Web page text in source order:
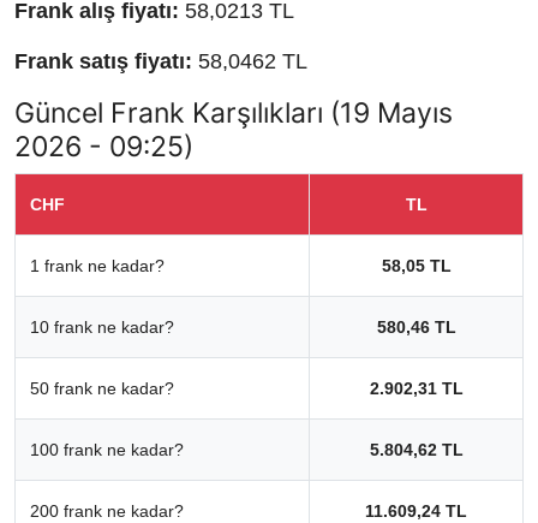
Frank alış fiyatı: 58,0213 TL
Frank satış fiyatı: 58,0462 TL
Güncel Frank Karşılıkları (19 Mayıs
2026 - 09:25)
CHF TL
1 frank ne kadar? 58,05 TL
10 frank ne kadar? 580,46 TL
50 frank ne kadar? 2.902,31 TL
100 frank ne kadar? 5.804,62 TL
200 frank ne kadar? 11.609,24 TL